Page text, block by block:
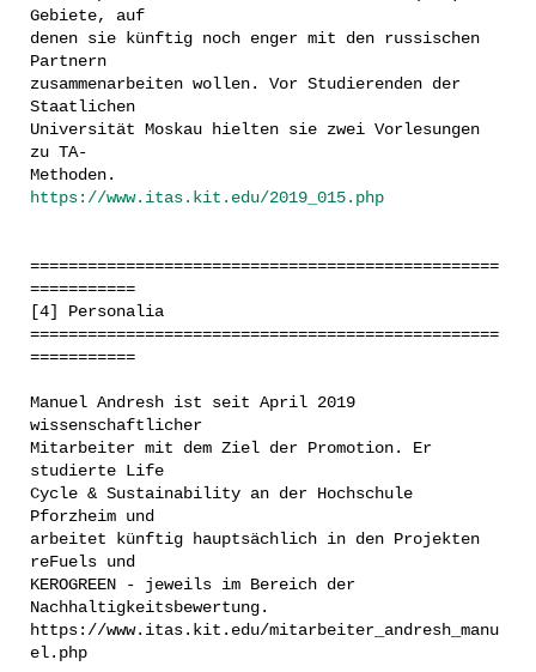
Gebiete, auf
denen sie künftig noch enger mit den russischen
Partnern
zusammenarbeiten wollen. Vor Studierenden der
Staatlichen
Universität Moskau hielten sie zwei Vorlesungen
zu TA-
Methoden.
https://www.itas.kit.edu/2019_015.php
=================================================
===========
[4] Personalia
=================================================
===========
Manuel Andresh ist seit April 2019
wissenschaftlicher
Mitarbeiter mit dem Ziel der Promotion. Er
studierte Life
Cycle & Sustainability an der Hochschule
Pforzheim und
arbeitet künftig hauptsächlich in den Projekten
reFuels und
KEROGREEN - jeweils im Bereich der
Nachhaltigkeitsbewertung.
https://www.itas.kit.edu/mitarbeiter_andresh_manu
el.php